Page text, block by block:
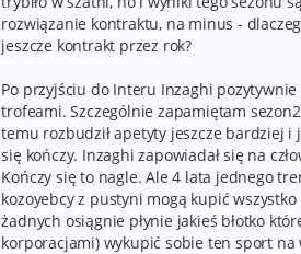
rozwiązanie kontraktu, na minus -
jeszcze kontrakt przez rok?
Po przyjściu do Interu Inzaghi
trofeami. Szczególnie zapamiętam
temu rozbudził apetyty jeszcze bardziej
się kończy. Inzaghi zapowiadał się na
Kończy się to nagle. Ale 4 lata jednego
kozoyebcy z pustyni mogą kupić
żadnych osiągnie płynie jakieś błotko
korporacjami) wykupić sobie ten sport na